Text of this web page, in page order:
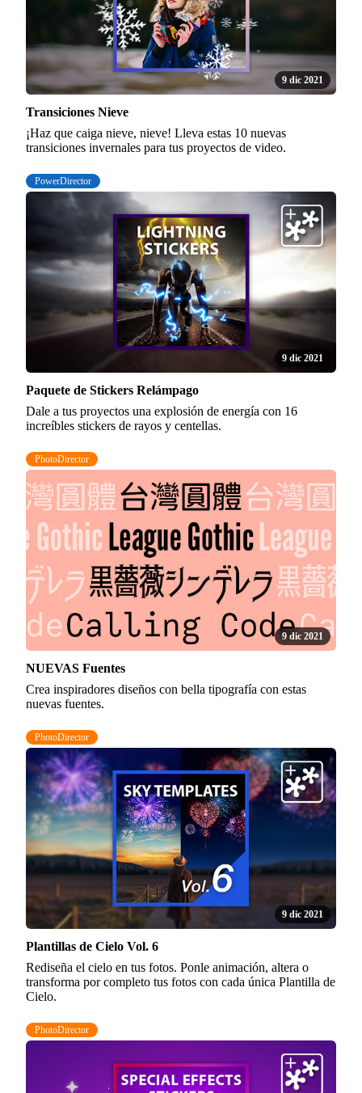
9 dic 2021
Transiciones Nieve
¡Haz que caiga nieve, nieve! Lleva estas 10 nuevas
transiciones invernales para tus proyectos de video.
PowerDirector
9 dic 2021
Paquete de Stickers Relámpago
Dale a tus proyectos una explosión de energía con 16
increíbles stickers de rayos y centellas.
PhotoDirector
9 dic 2021
NUEVAS Fuentes
Crea inspiradores diseños con bella tipografía con estas
nuevas fuentes.
PhotoDirector
9 dic 2021
Plantillas de Cielo Vol. 6
Rediseña el cielo en tus fotos. Ponle animación, altera o
transforma por completo tus fotos con cada única Plantilla de
Cielo.
PhotoDirector